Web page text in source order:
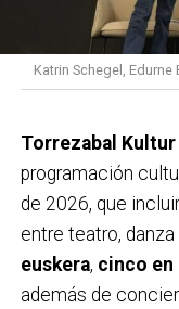
30 de enero al 1
Durante estos
de más de 320
En el deporte la
desde la
el color verde,
supervivencia.
como el esfuerzo,
Katrin Schegel, Edurne
Torrezabal Kultur
programación
de 2026, que
entre teatro,
euskera, cinco en
además de